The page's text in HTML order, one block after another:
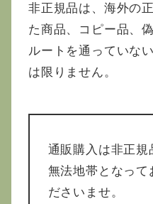
非正規品は、海外の
た商品、コピー品、
ルートを通っていな
は限りません。
通販購入は非正規
無法地帯となって
ださいませ。